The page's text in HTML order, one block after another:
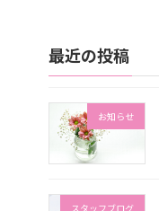
最近の投稿
お知らせ
スタッフブログ